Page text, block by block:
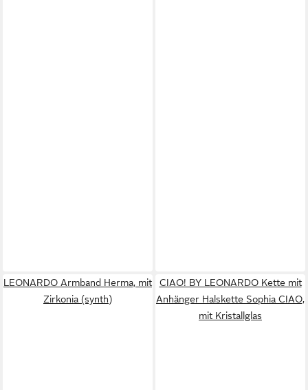
LEONARDO Armband Herma, mit
Zirkonia (synth)
CIAO! BY LEONARDO Kette mit
Anhänger Halskette Sophia CIAO,
mit Kristallglas